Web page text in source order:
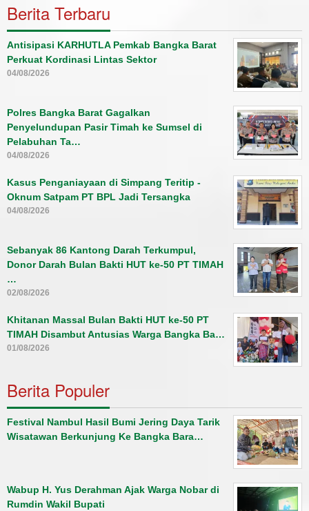
Berita Terbaru
Antisipasi KARHUTLA Pemkab Bangka Barat
Perkuat Kordinasi Lintas Sektor
04/08/2026
Polres Bangka Barat Gagalkan
Penyelundupan Pasir Timah ke Sumsel di
Pelabuhan Ta…
04/08/2026
Kasus Penganiayaan di Simpang Teritip -
Oknum Satpam PT BPL Jadi Tersangka
04/08/2026
Sebanyak 86 Kantong Darah Terkumpul,
Donor Darah Bulan Bakti HUT ke-50 PT TIMAH
…
02/08/2026
Khitanan Massal Bulan Bakti HUT ke-50 PT
TIMAH Disambut Antusias Warga Bangka Ba…
01/08/2026
Berita Populer
Festival Nambul Hasil Bumi Jering Daya Tarik
Wisatawan Berkunjung Ke Bangka Bara…
Wabup H. Yus Derahman Ajak Warga Nobar di
Rumdin Wakil Bupati